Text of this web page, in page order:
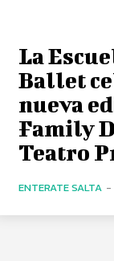
La
Ballet
nueva
Family
Teatro
ENTERATE SALTA -